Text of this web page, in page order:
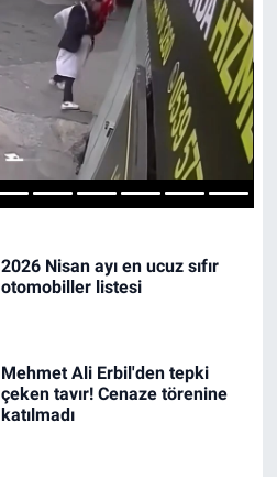
2026 Nisan ayı en ucuz sıfır
otomobiller listesi
Mehmet Ali Erbil'den tepki
çeken tavır! Cenaze törenine
katılmadı